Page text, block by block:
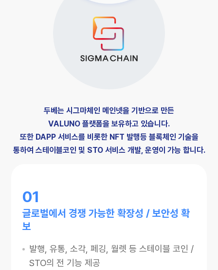
두베는 시그마체인 메인넷을 기반으로 만든
VALUNO 플랫폼을 보유하고 있습니다.
또한 DAPP 서비스를 비롯한 NFT 발행등 블록체인 기술을
통하여 스테이블코인 및 STO 서비스 개발, 운영이 가능 합니다.
01
글로벌에서 경쟁 가능한 확장성 / 보안성 확
보
발행, 유통, 소각, 페깅, 월렛 등 스테이블 코인 /
STO의 전 기능 제공